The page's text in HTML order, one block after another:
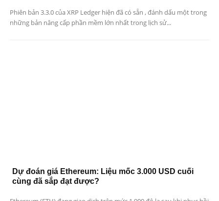
Phiên bản 3.3.0 của XRP Ledger hiện đã có sẵn , đánh dấu một trong
những bản nâng cấp phần mềm lớn nhất trong lịch sử...
Dự đoán giá Ethereum: Liệu mốc 3.000 USD cuối
cùng đã sắp đạt được?